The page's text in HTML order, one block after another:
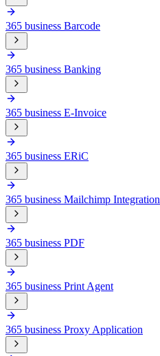
365 business Barcode
365 business Banking
365 business E-Invoice
365 business ERiC
365 business Mailchimp Integration
365 business PDF
365 business Print Agent
365 business Proxy Application